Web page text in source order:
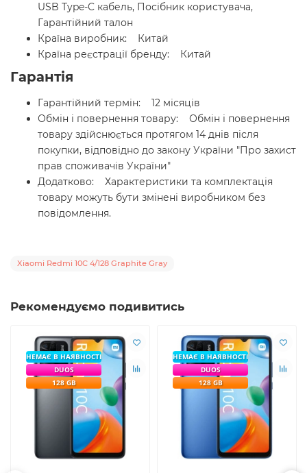
USB Type-C кабель, Посібник користувача,
Гарантійний талон
Країна виробник: Китай
Країна реєстрації бренду: Китай
Гарантія
Гарантійний термін: 12 місяців
Обмін і повернення товару: Обмін і повернення
товару здійснюється протягом 14 днів після
покупки, відповідно до закону України "Про захист
прав споживачів України"
Додатково: Характеристики та комплектація
товару можуть бути змінені виробником без
повідомлення.
Xiaomi Redmi 10C 4/128 Graphite Gray
Рекомендуємо подивитись
НЕМАЄ В НАЯВНОСТІ
DUOS
128 GB
НЕМАЄ В НАЯВНОСТІ
DUOS
128 GB